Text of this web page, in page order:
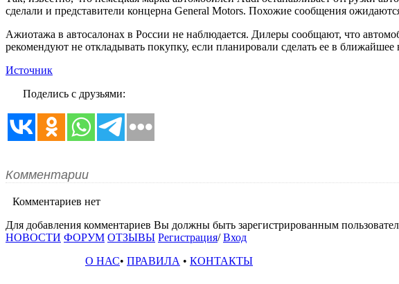
сделали и представители концерна General Motors. Похожие сообщения
Ажиотажа в автосалонах в России не наблюдается. Дилеры сообщают, что
рекомендуют не откладывать покупку, если планировали сделать ее в ближайшее
Источник
Поделись с друзьями:
Комментарии
Комментариев нет
Для добавления комментариев Вы должны быть зарегистрированным
НОВОСТИ ФОРУМ ОТЗЫВЫ Регистрация/ Вход
О НАС• ПРАВИЛА • КОНТАКТЫ